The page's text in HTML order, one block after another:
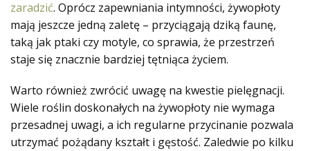
zaradzić. Oprócz zapewniania intymności, żywopłoty
mają jeszcze jedną zaletę – przyciągają dziką faunę,
taką jak ptaki czy motyle, co sprawia, że przestrzeń
staje się znacznie bardziej tętniąca życiem.
Warto również zwrócić uwagę na kwestie pielęgnacji.
Wiele roślin doskonałych na żywopłoty nie wymaga
przesadnej uwagi, a ich regularne przycinanie pozwala
utrzymać pożądany kształt i gęstość. Zaledwie po kilku